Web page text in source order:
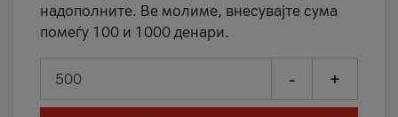
надополните. Ве молиме, внесувајте сума
помеѓу 100 и 1000 денари.
- +